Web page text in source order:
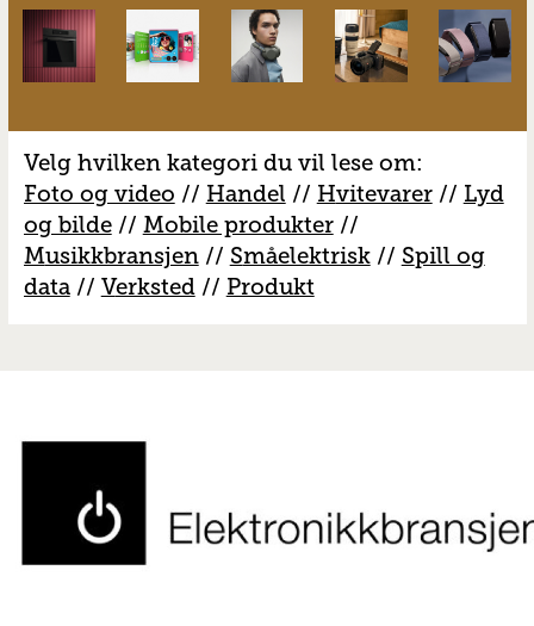
Velg hvilken kategori du vil lese om:
Foto og video // Handel // Hvitevarer// Lyd
og bilde// Mobile produkter//
Musikkbransjen// Småelektrisk// Spill og
data// Verksted// Produkt